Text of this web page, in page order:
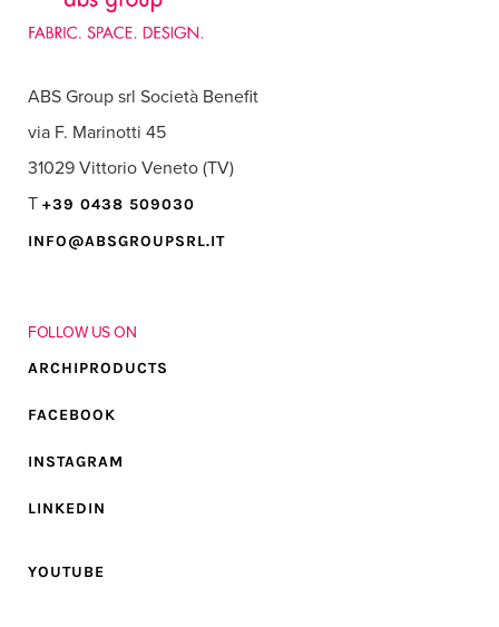
ABS Group srl Società Benefit
via F. Marinotti 45
31029 Vittorio Veneto (TV)
T +39 0438 509030
INFO@ABSGROUPSRL.IT
FOLLOW US ON
ARCHIPRODUCTS
FACEBOOK
INSTAGRAM
LINKEDIN
YOUTUBE